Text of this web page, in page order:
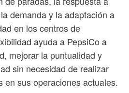
demanda y la adaptación a
en los centros de
ayuda a PepsiCo a
mejorar la puntualidad y
sin necesidad de realizar
en sus operaciones actuales.